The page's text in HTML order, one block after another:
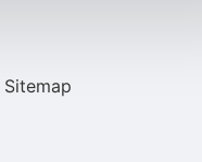
Sitemap